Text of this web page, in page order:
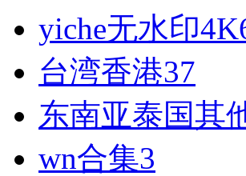
yiche无水印4K
台湾香港37
东南亚泰国其
wn合集3